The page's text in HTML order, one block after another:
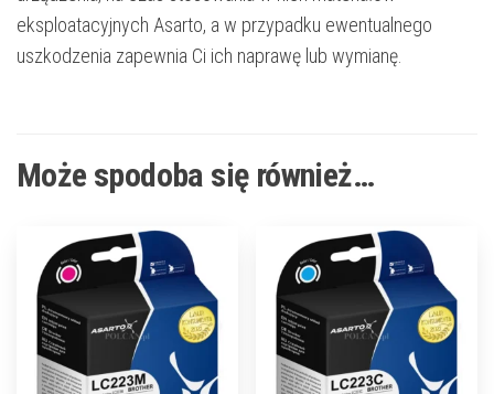
eksploatacyjnych Asarto, a w przypadku ewentualnego
uszkodzenia zapewnia Ci ich naprawę lub wymianę.
Może spodoba się również…